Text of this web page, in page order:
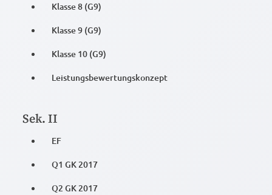
Klasse 8 (G9)
Klasse 9 (G9)
Klasse 10 (G9)
Leistungsbewertungskonzept
Sek. II
EF
Q1 GK 2017
Q2 GK 2017